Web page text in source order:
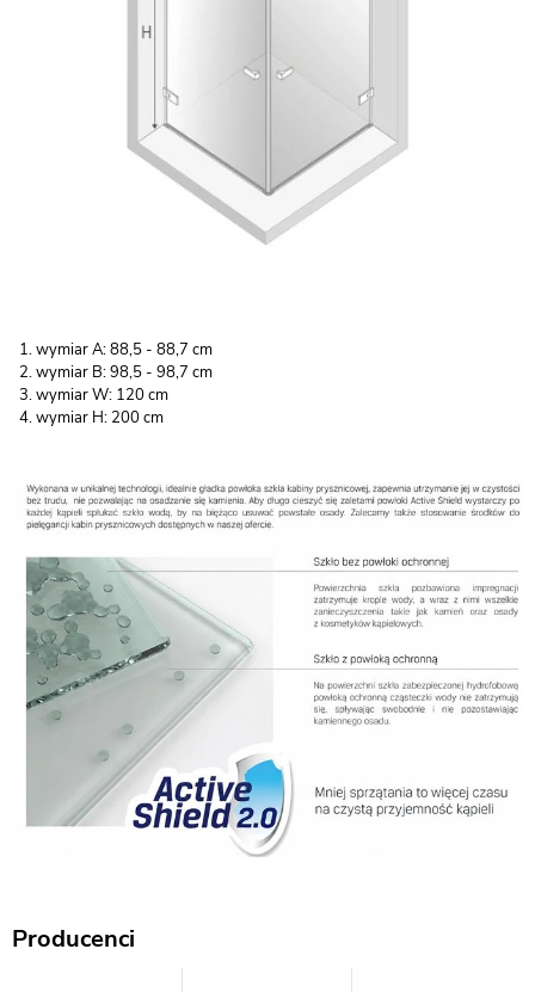
wymiar A: 88,5 - 88,7 cm
wymiar B: 98,5 - 98,7 cm
wymiar W: 120 cm
wymiar H: 200 cm
Producenci